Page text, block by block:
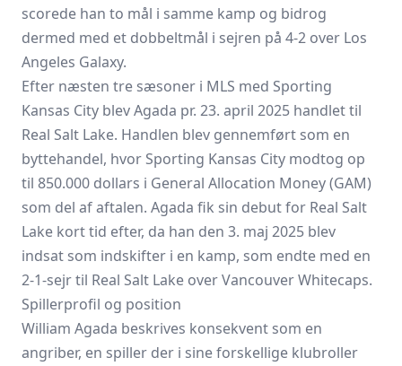
scorede han to mål i samme kamp og bidrog
dermed med et dobbeltmål i sejren på 4-2 over Los
Angeles Galaxy.
Efter næsten tre sæsoner i MLS med Sporting
Kansas City blev Agada pr. 23. april 2025 handlet til
Real Salt Lake. Handlen blev gennemført som en
byttehandel, hvor Sporting Kansas City modtog op
til 850.000 dollars i General Allocation Money (GAM)
som del af aftalen. Agada fik sin debut for Real Salt
Lake kort tid efter, da han den 3. maj 2025 blev
indsat som indskifter i en kamp, som endte med en
2-1-sejr til Real Salt Lake over Vancouver Whitecaps.
Spillerprofil og position
William Agada beskrives konsekvent som en
angriber, en spiller der i sine forskellige klubroller